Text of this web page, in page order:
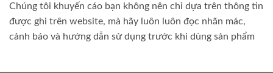
Chúng tôi khuyến cáo bạn không nên chỉ dựa trên thông tin
được ghi trên website, mà hãy luôn luôn đọc nhãn mác,
cảnh báo và hướng dẫn sử dụng trước khi dùng sản phẩm